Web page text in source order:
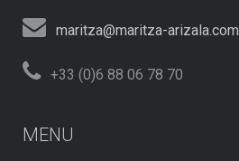
maritza@maritza-arizala.com
+33 (0)6 88 06 78 70
MENU